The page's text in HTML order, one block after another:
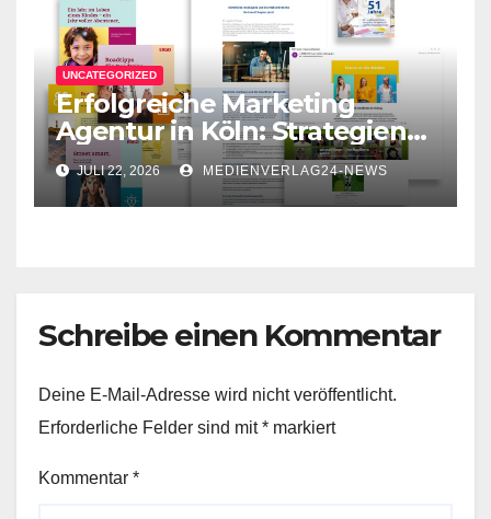
UNCATEGORIZED
Erfolgreiche Marketing
Agentur in Köln: Strategien
für Ihr Unternehmen
JULI 22, 2026 MEDIENVERLAG24-NEWS
Schreibe einen Kommentar
Deine E-Mail-Adresse wird nicht veröffentlicht.
Erforderliche Felder sind mit* markiert
Kommentar *